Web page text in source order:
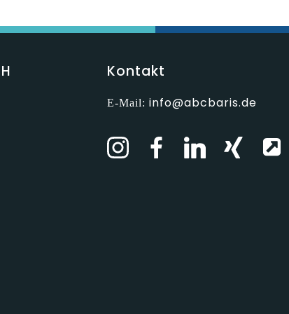
Kontakt
E-Mail: info@abcbaris.de